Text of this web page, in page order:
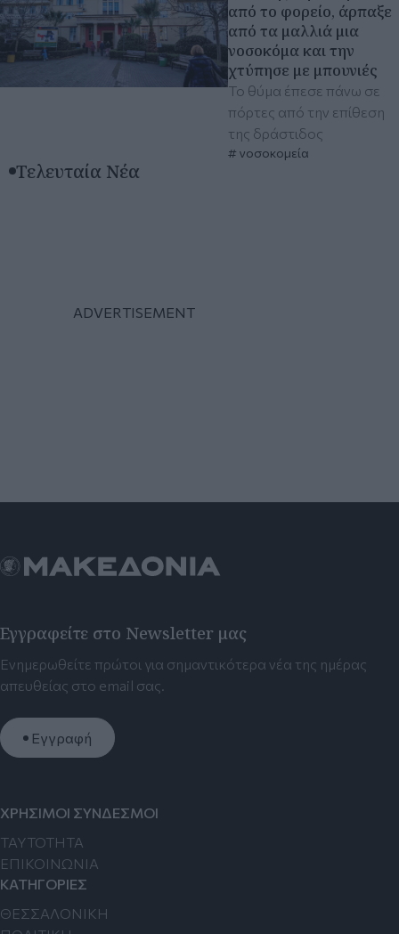
από το φορείο, άρπαξε
από τα μαλλιά μια
νοσοκόμα και την
χτύπησε με μπουνιές
Το θύμα έπεσε πάνω σε
πόρτες από την επίθεση
της δράστιδος
νοσοκομεία
Τελευταία Νέα
Εγγραφείτε στο Newsletter μας
Ενημερωθείτε πρώτοι για σημαντικότερα νέα της ημέρας
απευθείας στο email σας.
Εγγραφή
ΧΡΗΣΙΜΟΙ ΣΥΝΔΕΣΜΟΙ
TAYTOTHTA
ΕΠΙΚΟΙΝΩΝΙΑ
ΚΑΤΗΓΟΡΙΕΣ
ΘΕΣΣΑΛΟΝΙΚΗ